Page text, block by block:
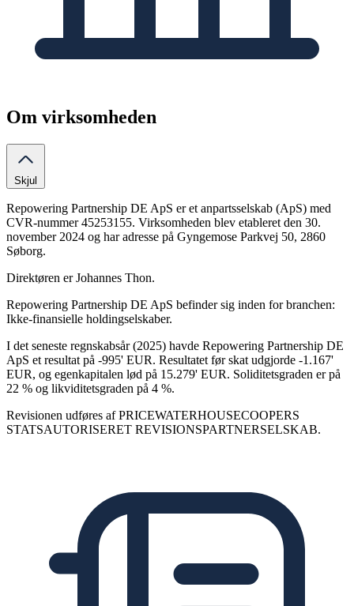
Om virksomheden
Skjul
Repowering Partnership DE ApS er et anpartsselskab (ApS) med
CVR-nummer 45253155. Virksomheden blev etableret den 30.
november 2024 og har adresse på Gyngemose Parkvej 50, 2860
Søborg.
Direktøren er Johannes Thon.
Repowering Partnership DE ApS befinder sig inden for branchen:
Ikke-finansielle holdingselskaber.
I det seneste regnskabsår (2025) havde Repowering Partnership DE
ApS et resultat på -995' EUR. Resultatet før skat udgjorde -1.167'
EUR, og egenkapitalen lød på 15.279' EUR. Soliditetsgraden er på
22 % og likviditetsgraden på 4 %.
Revisionen udføres af PRICEWATERHOUSECOOPERS
STATSAUTORISERET REVISIONSPARTNERSELSKAB.